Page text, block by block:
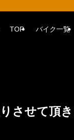
TOP バイク一覧
させて頂き